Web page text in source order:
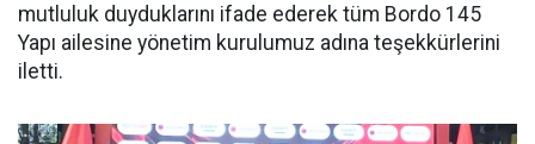
mutluluk duyduklarını ifade ederek tüm Bordo 145
Yapı ailesine yönetim kurulumuz adına teşekkürlerini
iletti.